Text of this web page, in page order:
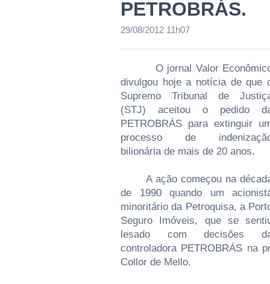
PETROBRÁS.
29/08/2012 11h07
O jornal Valor
divulgou hoje a notícia de que
Supremo Tribunal de
(STJ) aceitou o pedido
PETROBRÁS para extinguir
processo de
bilionária de mais de 20 anos.
A ação começou na
de 1990 quando um
minoritário da Petroquisa, a
Seguro Imóveis, que se
lesado com decisões
controladora PETROBRÁS na
Collor de Mello.